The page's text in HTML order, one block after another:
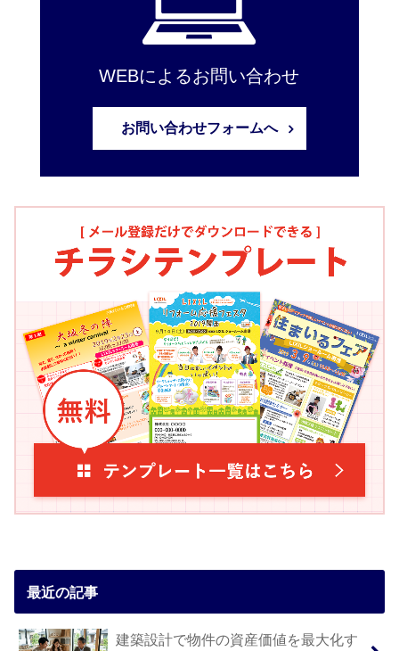
WEBによるお問い合わせ
お問い合わせフォームへ
最近の記事
建築設計で物件の資産価値を最大化す